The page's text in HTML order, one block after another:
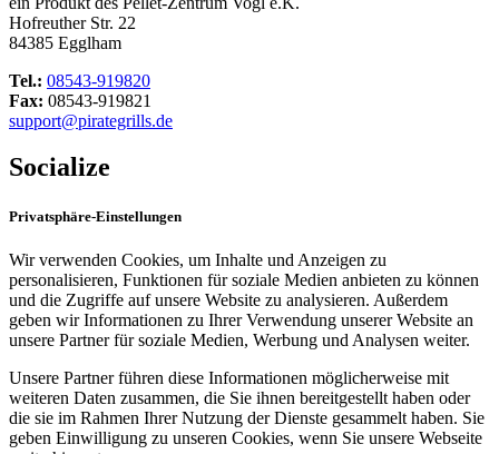
Hofreuther Str. 22
84385 Egglham
Tel.: 08543-919820
Fax: 08543-919821
support@pirategrills.de
Socialize
Privatsphäre-Einstellungen
Wir verwenden Cookies, um Inhalte und Anzeigen zu
personalisieren, Funktionen für soziale Medien anbieten zu können
und die Zugriffe auf unsere Website zu analysieren. Außerdem
geben wir Informationen zu Ihrer Verwendung unserer Website an
unsere Partner für soziale Medien, Werbung und Analysen weiter.
Unsere Partner führen diese Informationen möglicherweise mit
weiteren Daten zusammen, die Sie ihnen bereitgestellt haben oder
die sie im Rahmen Ihrer Nutzung der Dienste gesammelt haben. Sie
geben Einwilligung zu unseren Cookies, wenn Sie unsere Webseite